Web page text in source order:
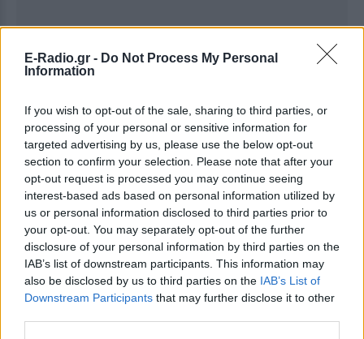
E-Radio.gr - Do Not Process My Personal
Information
If you wish to opt-out of the sale, sharing to third parties, or
processing of your personal or sensitive information for
targeted advertising by us, please use the below opt-out
section to confirm your selection. Please note that after your
opt-out request is processed you may continue seeing
interest-based ads based on personal information utilized by
us or personal information disclosed to third parties prior to
your opt-out. You may separately opt-out of the further
disclosure of your personal information by third parties on the
IAB’s list of downstream participants. This information may
also be disclosed by us to third parties on the IAB’s List of
Downstream Participants that may further disclose it to other
Ακολουθήστε το E-Radio.gr στοGoogle News
και μάθετε πρώτοιτα πιο hot νέα .